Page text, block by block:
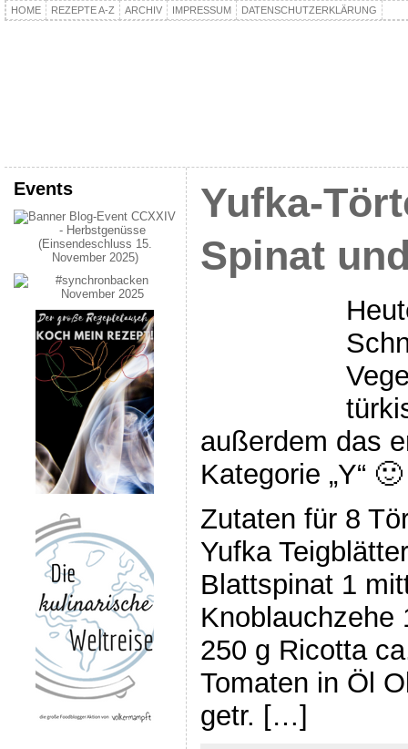
HOME REZEPTE A-Z ARCHIV IMPRESSUM DATENSCHUTZERKLÄRUNG
Events
Yufka-
Spinat
außerdem das
Kategorie „Y“
Zutaten für 8
Yufka
Blattspinat 1
Knoblauchzehe
250 g Ricotta
Tomaten in Öl
getr. […]